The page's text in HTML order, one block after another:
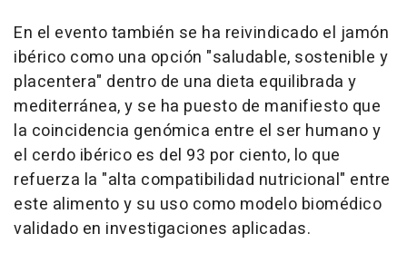
En el evento también se ha reivindicado el jamón
ibérico como una opción "saludable, sostenible y
placentera" dentro de una dieta equilibrada y
mediterránea, y se ha puesto de manifiesto que
la coincidencia genómica entre el ser humano y
el cerdo ibérico es del 93 por ciento, lo que
refuerza la "alta compatibilidad nutricional" entre
este alimento y su uso como modelo biomédico
validado en investigaciones aplicadas.